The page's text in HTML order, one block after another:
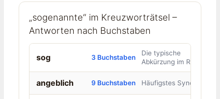
„sogenannte“ im Kreuzworträtsel –
Antworten nach Buchstaben
sog 3 Buchstaben
Die typische
Abkürzung im Rätsel
angeblich 9 Buchstaben Häufigstes Synonym